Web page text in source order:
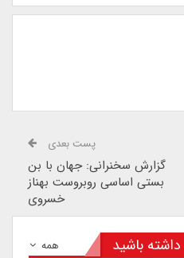
پست بعدی
گزارش سخنرانی: جهان با بن
بستی اساسی روبروست بهناز
خسروی
همه باشید